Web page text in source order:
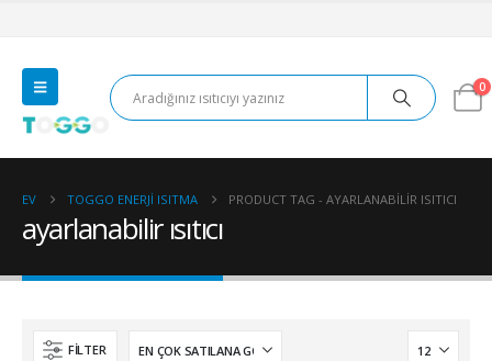
0
EV TOGGO ENERJI ISITMA PRODUCT TAG - AYARLANABILIR ISITICI
ayarlanabilir ısıtıcı
FILTER